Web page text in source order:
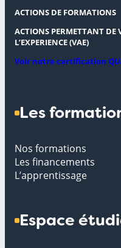
ACTIONS DE FORMATIONS
ACTIONS PERMETTANT DE
L’EXPERIENCE (VAE)
Voir notre certification
Les
Nos formations
Les financements
L’apprentissage
Espace